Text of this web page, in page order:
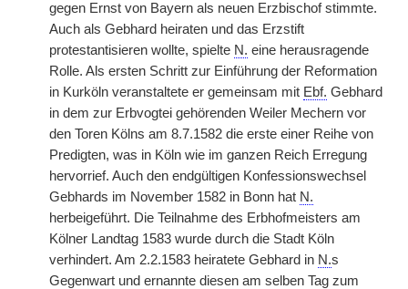
gegen Ernst von Bayern als neuen Erzbischof stimmte.
Auch als Gebhard heiraten und das Erzstift
protestantisieren wollte, spielte N. eine herausragende
Rolle. Als ersten Schritt zur Einführung der Reformation
in Kurköln veranstaltete er gemeinsam mit Ebf. Gebhard
in dem zur Erbvogtei gehörenden Weiler Mechern vor
den Toren Kölns am 8.7.1582 die erste einer Reihe von
Predigten, was in Köln wie im ganzen Reich Erregung
hervorrief. Auch den endgültigen Konfessionswechsel
Gebhards im November 1582 in Bonn hat N.
herbeigeführt. Die Teilnahme des Erbhofmeisters am
Kölner Landtag 1583 wurde durch die Stadt Köln
verhindert. Am 2.2.1583 heiratete Gebhard in N.s
Gegenwart und ernannte diesen am selben Tag zum